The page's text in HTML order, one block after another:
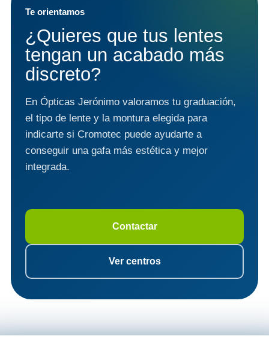
Te orientamos
¿Quieres que tus lentes
tengan un acabado más
discreto?
En Ópticas Jerónimo valoramos tu graduación,
el tipo de lente y la montura elegida para
indicarte si Cromotec puede ayudarte a
conseguir una gafa más estética y mejor
integrada.
Contactar
Ver centros